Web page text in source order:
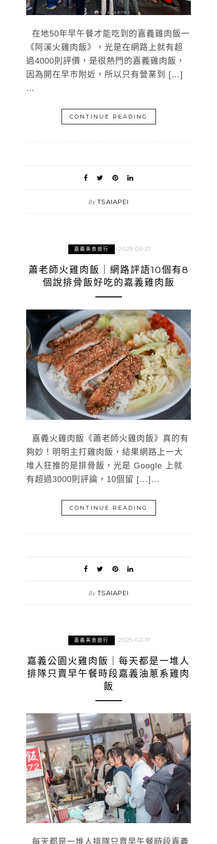
在地50年早午餐才能吃到的嘉義雞肉飯一
《阿溪火雞肉飯》，光是在網路上就有超
過4000則評價，是很熱門的嘉義雞肉飯，
因為開在早市附近，所以只有營業到 […]
…
CONTINUE READING
By TSAIAPEI
嘉義美食旅行 2025-06-21
蕭老師火雞肉飯｜網路評語10個有8
個說排骨飯好吃的嘉義雞肉飯
嘉義火雞肉飯《蕭老師火雞肉飯》真的有
夠妙！明明主打雞肉飯，結果網路上一大
堆人狂推的是排骨飯，光是 Google 上就
有超過3000則評論，10個留 […]…
CONTINUE READING
By TSAIAPEI
嘉義美食旅行 2025-02-17
嘉義公園火雞肉飯｜每天都是一堆人
排隊只賣早午餐時段嘉義油蔥系雞肉
飯
每天都是一堆人排隊只賣早午餐時段嘉義